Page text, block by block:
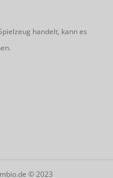
handelt, kann es
© 2023